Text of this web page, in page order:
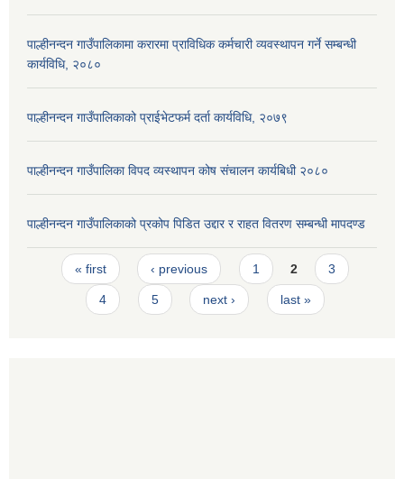
पाल्हीनन्दन गाउँपालिकामा करारमा प्राविधिक कर्मचारी व्यवस्थापन गर्ने सम्बन्धी
कार्यविधि, २०८०
पाल्हीनन्दन गाउँपालिकाको प्राईभेटफर्म दर्ता कार्यविधि, २०७९
पाल्हीनन्दन गाउँपालिका विपद व्यस्थापन कोष संचालन कार्यबिधी २०८०
पाल्हीनन्दन गाउँपालिकाको प्रकोप पिडित उद्दार र राहत वितरण सम्बन्धी मापदण्ड
Pages
« first ‹ previous 1 2 3
4 5 next › last »